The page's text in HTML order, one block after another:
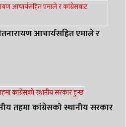
आचार्यसहित एमाले र
तहमा कांग्रेसको स्थानीय सरकार